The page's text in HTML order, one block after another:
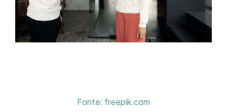
Fonte: freepik.com